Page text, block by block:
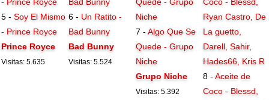
5 -Soy El Mismo
- Prince Royce
Prince Royce
Visitas: 5.635
6 - Un Ratito -
Bad Bunny
Bad Bunny
Visitas: 5.524
7 -Algo Que Se
Quede - Grupo
Niche
Grupo Niche
Visitas: 5.392
8 -Aceite de
Coco - Blessd,